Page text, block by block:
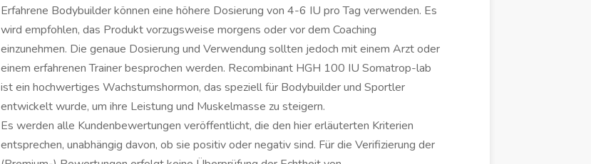
Erfahrene Bodybuilder können eine höhere Dosierung von 4-6 IU pro Tag verwenden. Es
wird empfohlen, das Produkt vorzugsweise morgens oder vor dem Coaching
einzunehmen. Die genaue Dosierung und Verwendung sollten jedoch mit einem Arzt oder
einem erfahrenen Trainer besprochen werden. Recombinant HGH 100 IU Somatrop-lab
ist ein hochwertiges Wachstumshormon, das speziell für Bodybuilder und Sportler
entwickelt wurde, um ihre Leistung und Muskelmasse zu steigern.
Es werden alle Kundenbewertungen veröffentlicht, die den hier erläuterten Kriterien
entsprechen, unabhängig davon, ob sie positiv oder negativ sind. Für die Verifizierung der